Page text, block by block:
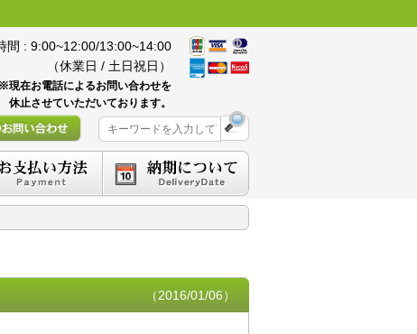
間 : 9:00~12:00/13:00~14:00
（休業日 / 土日祝日）
※現在お電話によるお問い合わせを
休止させていただいております。
（2016/01/06）